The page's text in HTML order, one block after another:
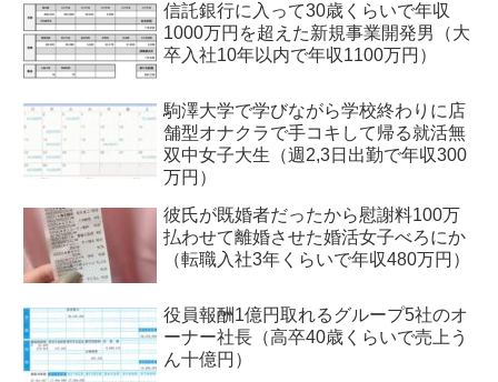
信託銀行に入って30歳くらいで年収
1000万円を超えた新規事業開発男（大
卒入社10年以内で年収1100万円）
駒澤大学で学びながら学校終わりに店
舗型オナクラで手コキして帰る就活無
双中女子大生（週2,3日出勤で年収300
万円）
彼氏が既婚者だったから慰謝料100万
払わせて離婚させた婚活女子べろにか
（転職入社3年くらいで年収480万円）
役員報酬1億円取れるグループ5社のオ
ーナー社長（高卒40歳くらいで売上う
ん十億円）